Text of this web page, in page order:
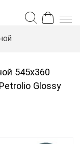
545x360
Glossy